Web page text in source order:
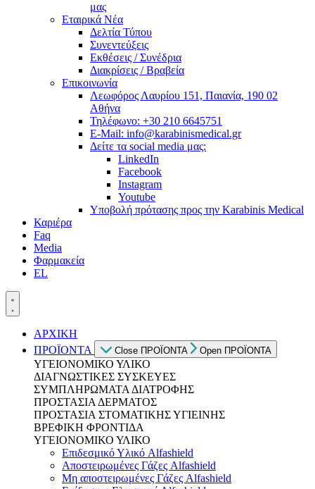
μας
Εταιρικά Νέα
Δελτία Τύπου
Συνεντεύξεις
Εκθέσεις / Συνέδρια
Διακρίσεις / Βραβεία
Επικοινωνία
Λεωφόρος Λαυρίου 151, Παιανία, 190 02
Αθήνα
Τηλέφωνο: +30 210 6645751
E-Mail: info@karabinismedical.gr
Δείτε τα social media μας:
LinkedIn
Facebook
Instagram
Youtube
Υποβολή πρότασης προς την Karabinis Medical
Καριέρα
Faq
Media
Φαρμακεία
EL
ΑΡΧΙΚΗ
ΠΡΟΪΟΝΤΑ
Close ΠΡΟΪΟΝΤΑ Open ΠΡΟΪΟΝΤΑ
ΥΓΕΙΟΝΟΜΙΚΟ ΥΛΙΚΟ
ΔΙΑΓΝΩΣΤΙΚΕΣ ΣΥΣΚΕΥΕΣ
ΣΥΜΠΛΗΡΩΜΑΤΑ ΔΙΑΤΡΟΦΗΣ
ΠΡΟΣΤΑΣΙΑ ΔΕΡΜΑΤΟΣ
ΠΡΟΣΤΑΣΙΑ ΣΤΟΜΑΤΙΚΗΣ ΥΓΙΕΙΝΗΣ
ΒΡΕΦΙΚΗ ΦΡΟΝΤΙΔΑ
ΥΓΕΙΟΝΟΜΙΚΟ ΥΛΙΚΟ
Επιδεσμικό Υλικό Alfashield
Αποστειρωμένες Γάζες Alfashield
Μη αποστειρωμένες Γάζες Alfashield